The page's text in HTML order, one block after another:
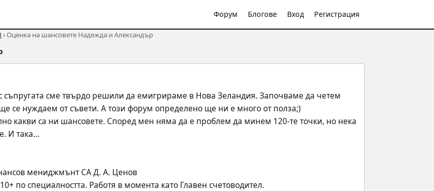
Форум Блогове Вход Регистрация
› Оценка на шансовете Надежда и Александър
съпругата сме твърдо решили да емигрираме в Нова Зеландия. Започваме да четем
се нуждаем от съвети. А този форум определено ще ни е много от полза;)
какви са ни шансовете. Според мен няма да е проблем да минем 120-те точки, но нека
И така...
мениджмънт СА Д. А. Ценов
по специалността. Работя в момента като Главен счетоводител.